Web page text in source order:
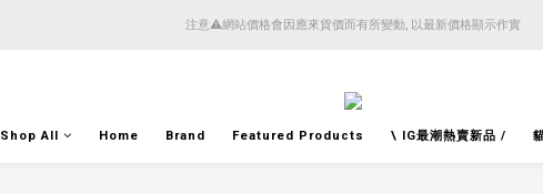
順豐香港將於4月14日起減少SMS短訊發送, 所有快件自取訊息通知將全部改為透過官方應用程
注意⚠️網站價格會因應來貨價而有所變動, 以最新價格顯示作實
Shop All Home Brand Featured Products \ IG最潮熱賣新品 /